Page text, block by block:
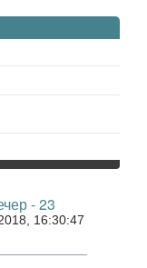
- 23
16:30:47